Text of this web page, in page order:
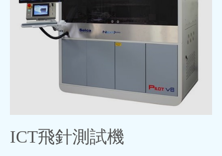
ICT飛針測試機